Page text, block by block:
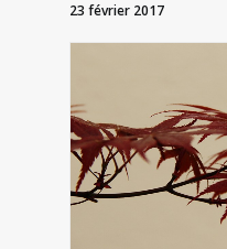
23 février 2017